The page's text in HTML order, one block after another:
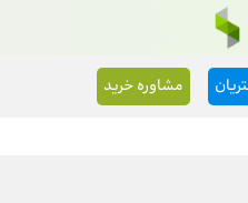
مشاوره خرید